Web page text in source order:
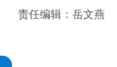
责任编辑：岳文燕